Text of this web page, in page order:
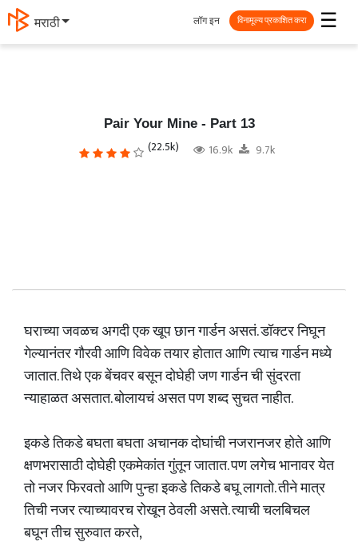
मराठी ☰
लॉग इन विनामूल्य प्रकाशित करा
Pair Your Mine - Part 13
(22.5k) 16.9k 9.7k
घराच्या जवळच अगदी एक खूप छान गार्डन असतं. डॉक्टर निघून
गेल्यानंतर गौरवी आणि विवेक तयार होतात आणि त्याच गार्डन मध्ये
जातात. तिथे एक बेंचवर बसून दोघेही जण गार्डन ची सुंदरता
न्याहाळत असतात. बोलायचं असत पण शब्द सुचत नाहीत.
इकडे तिकडे बघता बघता अचानक दोघांची नजरानजर होते आणि
क्षणभरासाठी दोघेही एकमेकांत गुंतून जातात. पण लगेच भानावर येत
तो नजर फिरवतो आणि पुन्हा इकडे तिकडे बघू लागतो. तीने मात्र
तिची नजर त्याच्यावरच रोखून ठेवली असते. त्याची चलबिचल
बघून तीच सुरुवात करते,